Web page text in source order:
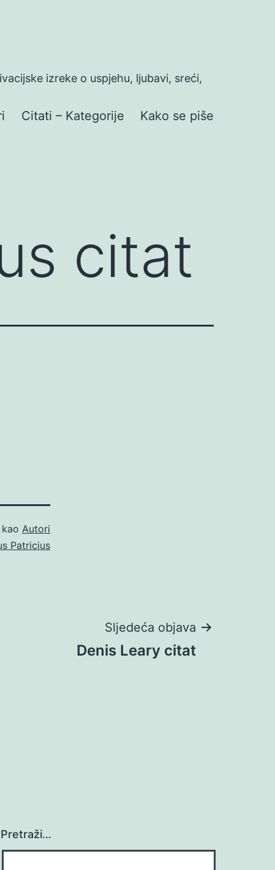
izreke o uspjehu, ljubavi, sreći,
Citati – Kategorije Kako se piše
citat
Autori
Patricius
Sljedeća objava
Denis Leary citat
Pretraži…